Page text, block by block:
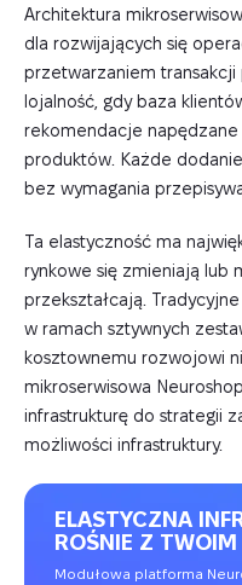
Architektura
dla rozwijających się
przetwarzaniem
lojalność, gdy baza
rekomendacje napędzane
produktów. Każde
bez wymagania
Ta elastyczność ma
rynkowe się zmieniają lub
przekształcają.
w ramach sztywnych
kosztownemu rozwojowi
mikroserwisowa
infrastrukturę do strategii
możliwości infrastruktury.
ELASTYCZNA
ROŚNIE Z TWOIM
Modułowa platforma